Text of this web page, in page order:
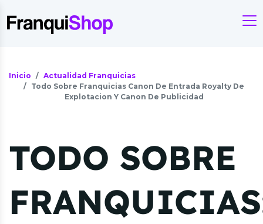
Inicio
Actualidad Franquicias
Todo Sobre Franquicias Canon De Entrada Royalty De
Explotacion Y Canon De Publicidad
TODO SOBRE